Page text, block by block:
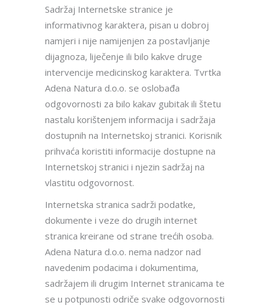
Sadržaj Internetske stranice je
informativnog karaktera, pisan u dobroj
namjeri i nije namijenjen za postavljanje
dijagnoza, liječenje ili bilo kakve druge
intervencije medicinskog karaktera. Tvrtka
Adena Natura d.o.o. se oslobađa
odgovornosti za bilo kakav gubitak ili štetu
nastalu korištenjem informacija i sadržaja
dostupnih na Internetskoj stranici. Korisnik
prihvaća koristiti informacije dostupne na
Internetskoj stranici i njezin sadržaj na
vlastitu odgovornost.
Internetska stranica sadrži podatke,
dokumente i veze do drugih internet
stranica kreirane od strane trećih osoba.
Adena Natura d.o.o. nema nadzor nad
navedenim podacima i dokumentima,
sadržajem ili drugim Internet stranicama te
se u potpunosti odriče svake odgovornosti